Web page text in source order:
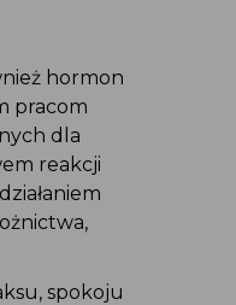
hormon
pracom
dla
reakcji
spokoju